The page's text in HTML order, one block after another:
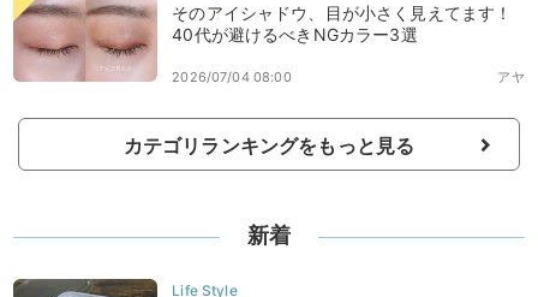
そのアイシャドウ、目が小さく見えてます！
40代が避けるべきNGカラー3選
アヤ
2026/07/04 08:00
カテゴリランキングをもっと見る
新着